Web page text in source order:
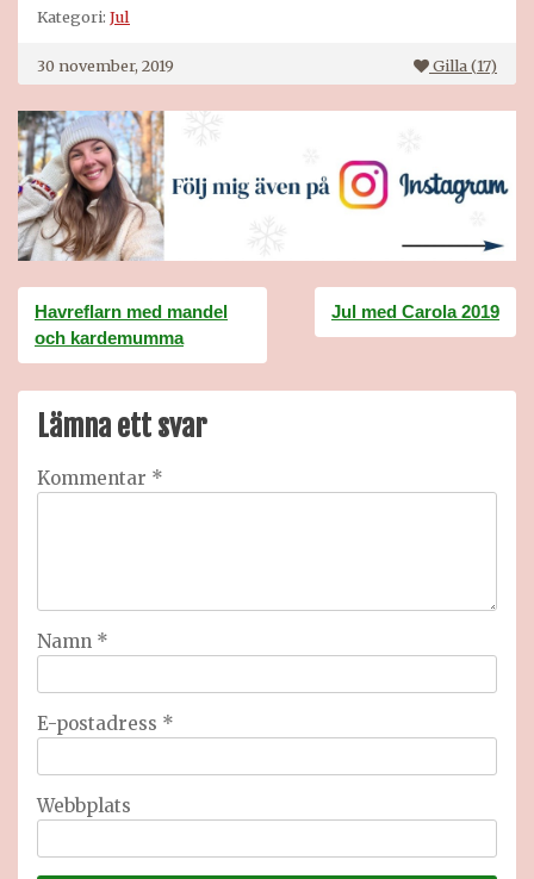
Kategori: Jul
30 november, 2019 Gilla (17)
Inläggsnavigering
Havreflarn med mandel
och kardemumma
Jul med Carola 2019
Lämna ett svar
Kommentar *
Namn *
E-postadress *
Webbplats